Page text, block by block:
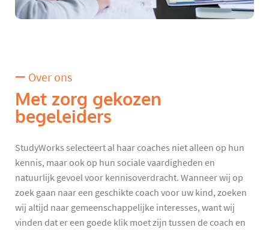
Over ons
Met zorg gekozen
begeleiders
StudyWorks selecteert al haar coaches niet alleen op hun
kennis, maar ook op hun sociale vaardigheden en
natuurlijk gevoel voor kennisoverdracht. Wanneer wij op
zoek gaan naar een geschikte coach voor uw kind, zoeken
wij altijd naar gemeenschappelijke interesses, want wij
vinden dat er een goede klik moet zijn tussen de coach en